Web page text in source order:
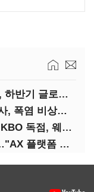
티빙·콘텐츠 IP 키운다…CJ ENM, 하반기 글로벌 확장 가속
작업자·통신망 이중 관리…통신3사, 폭염 비상대응 돌입
티빙 첫 분기 흑자…"2031년까지 KBO 독점, 웨이브 합병도 속도"
박윤영 KT 대표, AIDC 현장경영…"AX 플랫폼 핵심 인프라로 키운다"